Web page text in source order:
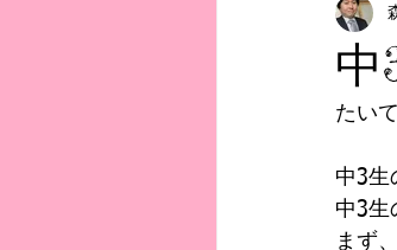
中
たい
中3生
中3生
まず